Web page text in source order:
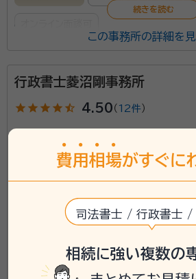
佐藤 正昭
行政書士
満足度 5.0
ご利用時期：2026/6
面談の感想
近所で親身になって相談にのってくれました。
いただきました
契約後の感想
近所なので、お互い忙しくても電話連絡で必要
この事務所の詳細を
行政書士菱沼剛事務所
star star star star star_half 4.50 （ 12件）
宮城県松島町に対応可能
費用 相場がすぐに
司法書士 / 行政書士 /
相続に強い複数の